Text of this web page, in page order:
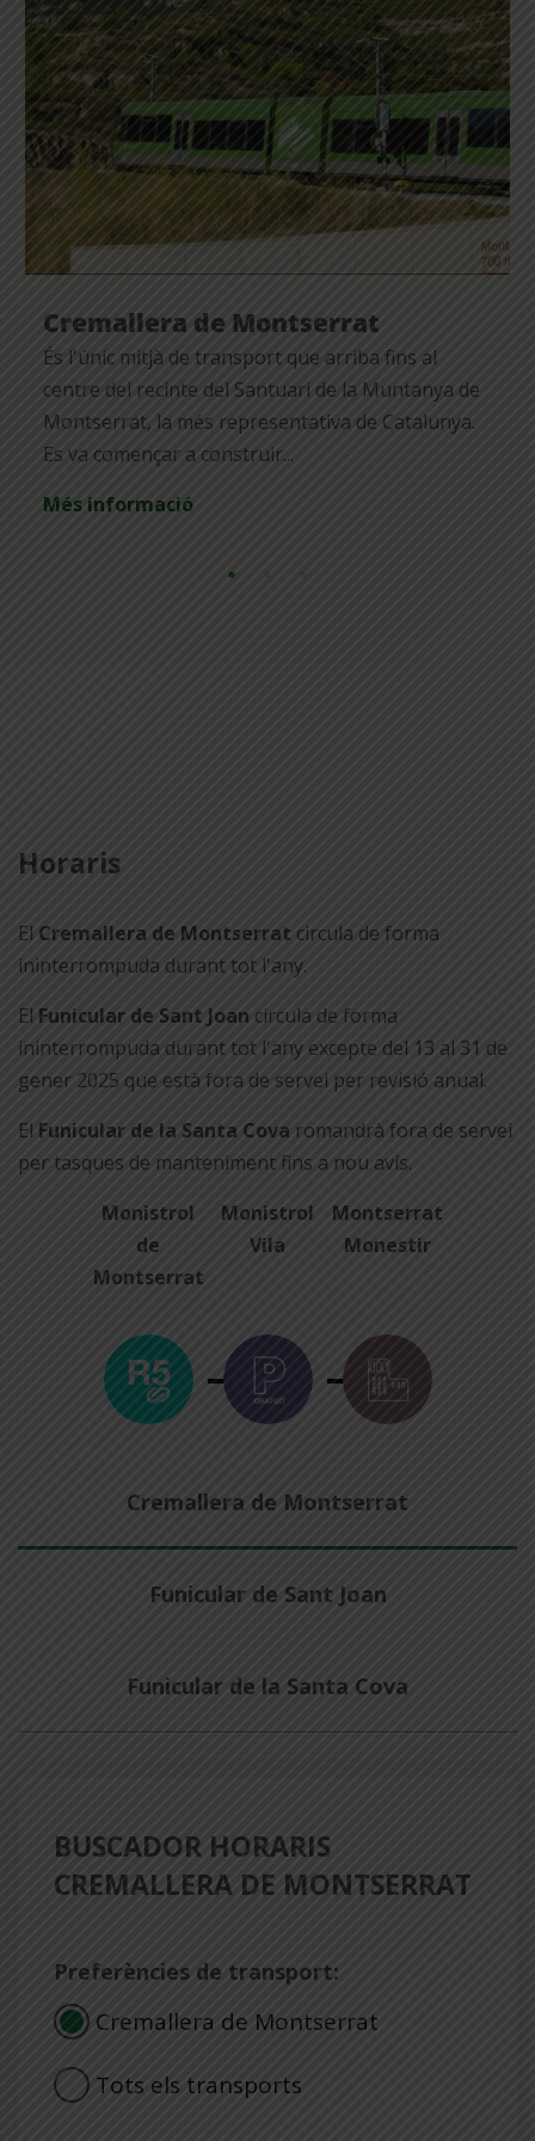
Cremallera de Montserrat
És l'únic mitjà de transport que arriba fins al
centre del recinte del Santuari de la Muntanya de
Montserrat, la més representativa de Catalunya.
Es va començar a construir...
Més informació
Horaris
El Cremallera de Montserrat circula de forma
ininterrompuda durant tot l'any.
El Funicular de Sant Joan circula de forma
ininterrompuda durant tot l'any excepte del 13 al 31 de
gener 2025 que està fora de servei per revisió anual.
El Funicular de la Santa Cova romandrà fora de servei
per tasques de manteniment fins a nou avís.
Monistrol
de
Montserrat
Monistrol
Vila
Montserrat
Monestir
Cremallera de Montserrat
Funicular de Sant Joan
Funicular de la Santa Cova
BUSCADOR HORARIS
CREMALLERA DE MONTSERRAT
Preferències de transport:
Cremallera de Montserrat
Tots els transports